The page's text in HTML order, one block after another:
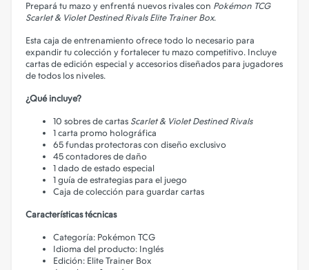
Prepará tu mazo y enfrentá nuevos rivales con Pokémon TCG
Scarlet & Violet Destined Rivals Elite Trainer Box.
Esta caja de entrenamiento ofrece todo lo necesario para
expandir tu colección y fortalecer tu mazo competitivo. Incluye
cartas de edición especial y accesorios diseñados para jugadores
de todos los niveles.
¿Qué incluye?
10 sobres de cartas Scarlet & Violet Destined Rivals
1 carta promo holográfica
65 fundas protectoras con diseño exclusivo
45 contadores de daño
1 dado de estado especial
1 guía de estrategias para el juego
Caja de colección para guardar cartas
Características técnicas
Categoría: Pokémon TCG
Idioma del producto: Inglés
Edición: Elite Trainer Box